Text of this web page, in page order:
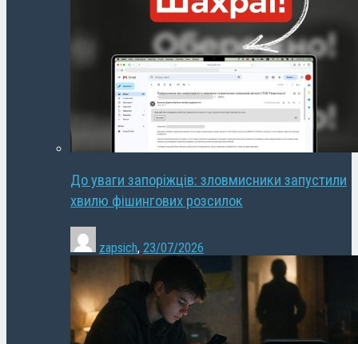
До уваги запоріжців: зловмисники запустили
хвилю фішингових розсилок
zapsich, 23/07/2026